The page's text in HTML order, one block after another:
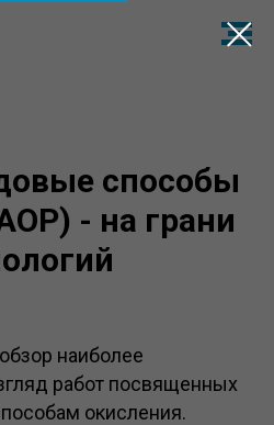
способы
- на грани
наиболее
работ посвященных
окисления.